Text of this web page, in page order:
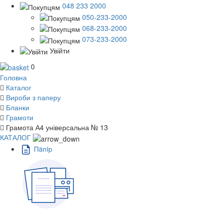
048 233 2000
050-233-2000
068-233-2000
073-233-2000
Увійти
0
Головна
Каталог
Вироби з паперу
Бланки
Грамоти
Грамота А4 універсальна № 13
КАТАЛОГ
Пaпiр